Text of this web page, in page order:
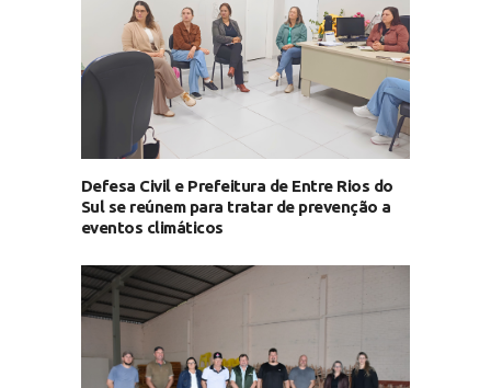
Defesa Civil e Prefeitura de Entre Rios do
Sul se reúnem para tratar de prevenção a
eventos climáticos